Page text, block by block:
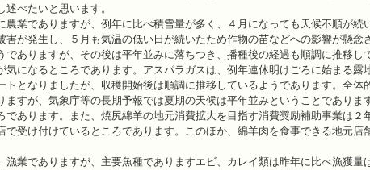
述べたいと思います。
業でありますが、例年に比べ積雪量が多く、４月になっても天候不順が
害が発生し、５月も気温の低い日が続いたため作物の苗などへの影響が懸
でありますが、その後は平年並みに落ちつき、播種後の経過も順調に推移
気になるところであります。アスパラガスは、例年連休明けごろに始まる
トとなりましたが、収穫開始後は順調に推移しているようであります。全
ますが、気象庁等の長期予報では夏期の天候は平年並みということであり
であります。また、焼尻綿羊の地元消費拡大を目指す消費奨励補助事業は
で受け付けているところであります。このほか、綿羊肉を食事できる地元
業でありますが、主要魚種でありますエビ、カレイ類は昨年に比べ漁獲